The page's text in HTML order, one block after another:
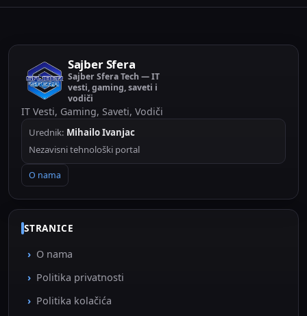
Sajber Sfera
Sajber Sfera Tech — IT
vesti, gaming, saveti i
vodiči
IT Vesti, Gaming, Saveti, Vodiči
Urednik: Mihailo Ivanjac
Nezavisni tehnološki portal
O nama
STRANICE
O nama
Politika privatnosti
Politika kolačića